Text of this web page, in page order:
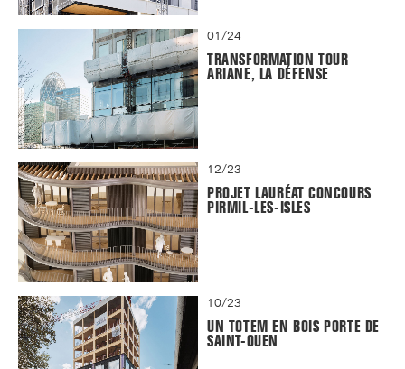
01/24
TRANSFORMATION TOUR
ARIANE, LA DÉFENSE
12/23
PROJET LAURÉAT CONCOURS
PIRMIL-LES-ISLES
10/23
UN TOTEM EN BOIS PORTE DE
SAINT-OUEN